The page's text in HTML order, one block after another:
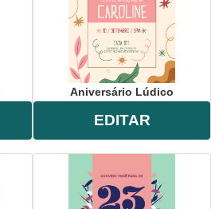
Aniversário Lúdico
EDITAR